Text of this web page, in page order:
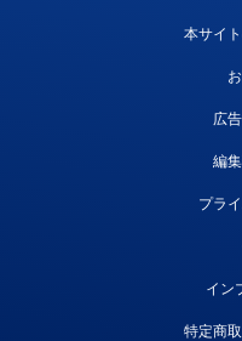
本サイ
広
編
プラ
イン
特定商